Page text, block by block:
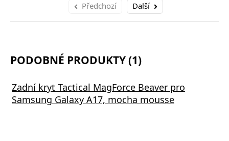
Předchozí Další
PODOBNÉ PRODUKTY (1)
Zadní kryt Tactical MagForce Beaver pro
Samsung Galaxy A17, mocha mousse